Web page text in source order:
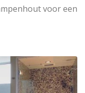
voor een